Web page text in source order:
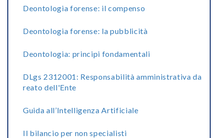
Deontologia forense: il compenso
Deontologia forense: la pubblicità
Deontologia: principi fondamentali
DLgs 2312001: Responsabilità amministrativa da
reato dell'Ente
Guida all’Intelligenza Artificiale
Il bilancio per non specialisti